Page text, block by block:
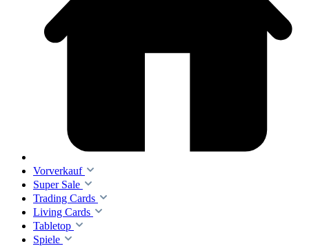
Vorverkauf
Super Sale
Trading Cards
Living Cards
Tabletop
Spiele